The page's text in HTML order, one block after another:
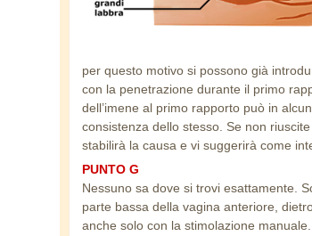
per questo motivo si possono già
con la penetrazione durante il primo
dell’imene al primo rapporto può in
consistenza dello stesso. Se non
stabilirà la causa e vi suggerirà come
PUNTO G
Nessuno sa dove si trovi esattamente.
parte bassa della vagina anteriore,
anche solo con la stimolazione manuale.